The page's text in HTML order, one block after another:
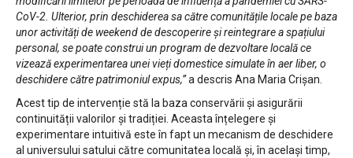
CoV-2. Ulterior, prin deschiderea sa către comunitățile locale pe baza
unor activități de weekend de descoperire și reintegrare a spațiului
personal, se poate construi un program de dezvoltare locală ce
vizează experimentarea unei vieți domestice simulate în aer liber, o
deschidere către patrimoniul expus,”a descris Ana Maria Crișan.
Acest tip de intervenție stă la baza conservării și asigurării
continuității valorilor și tradiției. Aceasta înțelegere și
experimentare intuitivă este în fapt un mecanism de deschidere
al universului satului către comunitatea locală și, în același timp,